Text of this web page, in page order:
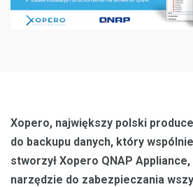
Xopero, największy polski
do backupu danych, który
stworzył Xopero QNAP
narzędzie do zabezpieczania